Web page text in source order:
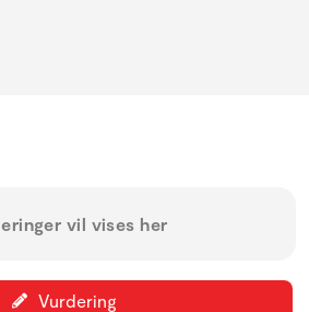
vil vises her
Vurdering